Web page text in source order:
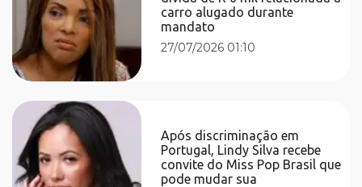
carro alugado durante
mandato
27/07/2026 01:10
Após discriminação em
Portugal, Lindy Silva recebe
convite do Miss Pop Brasil que
pode mudar sua